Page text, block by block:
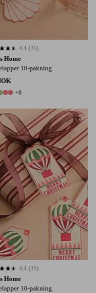
Home
10-pakning
+6
på 31 karaktergivninger
4,4 (31)
Home
10-pakning
på 31 karaktergivninger
4,4 (31)